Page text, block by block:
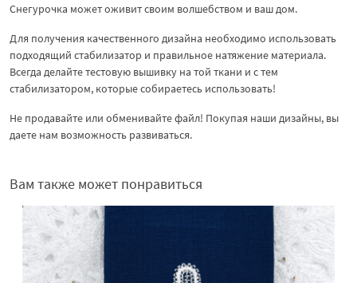
Снегурочка может оживит своим волшебством и ваш дом.
Для получения качественного дизайна необходимо использовать
подходящий стабилизатор и правильное натяжение материала.
Всегда делайте тестовую вышивку на той ткани и с тем
стабилизатором, которые собираетесь использовать!
Не продавайте или обменивайте файл! Покупая наши дизайны, вы
даете нам возможность развиваться.
Вам также может понравиться